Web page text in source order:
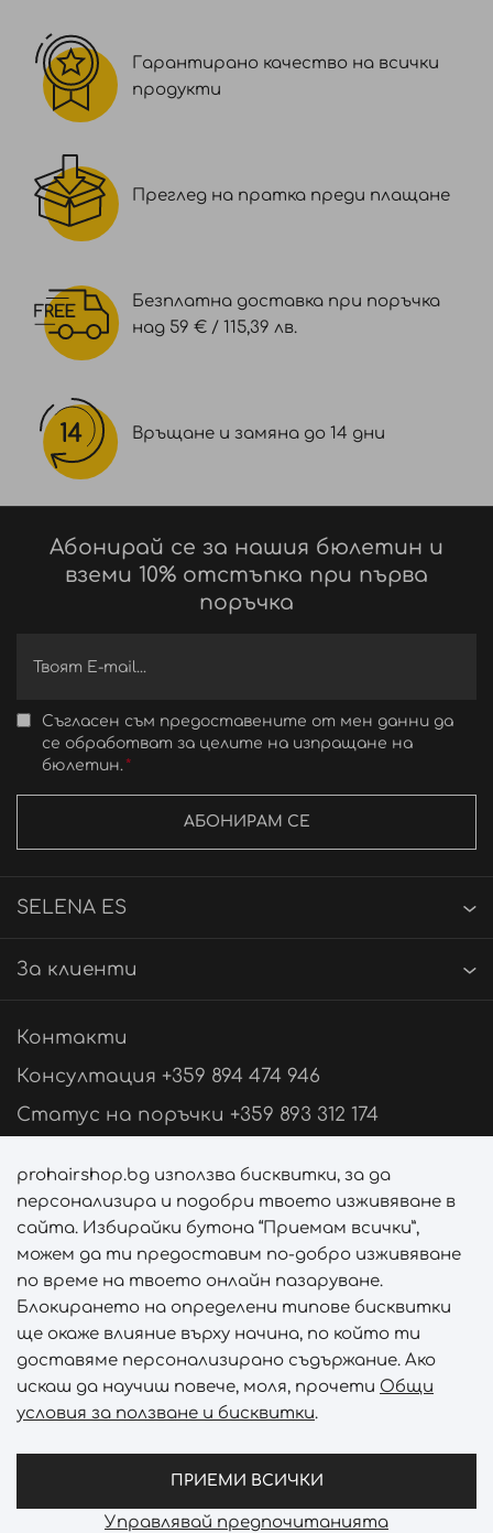
Гарантирано качество на всички
продукти
Преглед на пратка преди плащане
Безплатна доставка при поръчка
над 59 € / 115,39 лв.
Връщане и замяна до 14 дни
Абонирай се за нашия бюлетин и
вземи 10% отстъпка при първа
поръчка
Съгласен съм предоставените от мен данни да
се обработват за целите на изпращане на
бюлетин.
АБОНИРАМ СЕ
SELENA ES
За клиенти
Контакти
Консултация +359 894 474 946
Статус на поръчки +359 893 312 174
Последвай ни
Начини на плащане
Начини на доставка
prohairshop.bg използва бисквитки, за да
персонализира и подобри твоето изживяване в
сайта. Избирайки бутона “Приемам всички”,
можем да ти предоставим по-добро изживяване
по време на твоето онлайн пазаруване.
Блокирането на определени типове бисквитки
ще окаже влияние върху начина, по който ти
доставяме персонализирано съдържание. Ако
искаш да научиш повече, моля, прочети Общи
условия за ползване и бисквитки.
ПРИЕМИ ВСИЧКИ
Управлявай предпочитанията